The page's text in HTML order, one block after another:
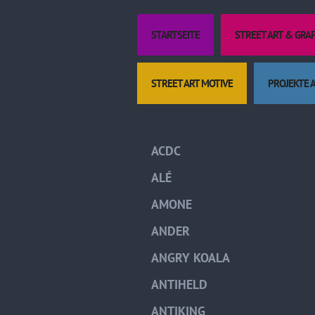
STARTSEITE STREET ART &
STREET ART MOTIVE PROJEKTE
ACDC
ALÉ
AMONE
ANDER
ANGRY KOALA
ANTIHELD
ANTIKING